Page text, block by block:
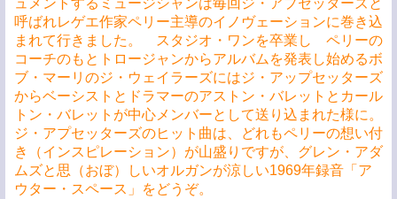
呼ばれレゲエ作家ペリー主導のイノヴェーションに巻き込
まれて行きました。 スタジオ・ワンを卒業し ペリーの
コーチのもとトロージャンからアルバムを発表し始めるボ
ブ・マーリのジ・ウェイラーズにはジ・アップセッターズ
からベーシストとドラマーのアストン・バレットとカール
トン・バレットが中心メンバーとして送り込まれた様に。
ジ・アプセッターズのヒット曲は、どれもペリーの想い付
き（インスピレーション）が山盛りですが、グレン・アダ
ムズと思（おぼ）しいオルガンが涼しい1969年録音「ア
ウター・スペース」をどうぞ。